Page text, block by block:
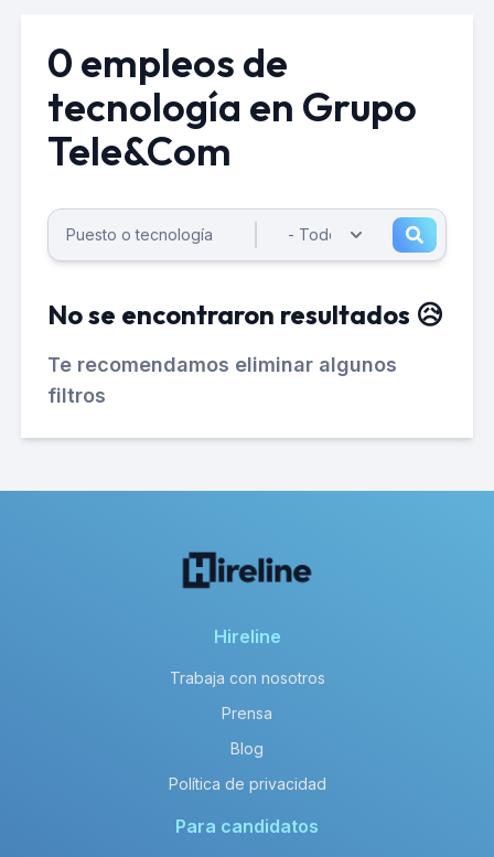
0 empleos de
tecnología en Grupo
Tele&Com
No se encontraron resultados 😥
Te recomendamos eliminar algunos
filtros
Hireline
Trabaja con nosotros
Prensa
Blog
Política de privacidad
Para candidatos